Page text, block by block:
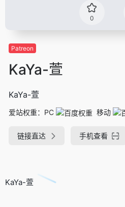
0
Patreon
KaYa-萱
KaYa-萱
爱站权重： PC 移动
链接直达 手机查看
KaYa-萱